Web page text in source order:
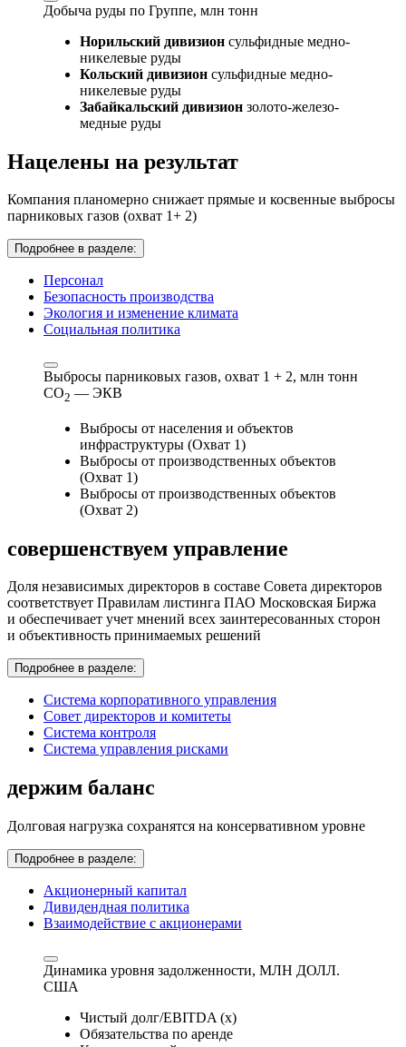
Добыча руды по Группе, млн тонн
Норильский дивизион сульфидные медно-
никелевые руды
Кольский дивизион сульфидные медно-
никелевые руды
Забайкальский дивизион золото-железо-
медные руды
Нацелены на результат
Компания планомерно снижает прямые и косвенные выбросы
парниковых газов (охват 1+ 2)
Подробнее в разделе:
Персонал
Безопасность производства
Экология и изменение климата
Социальная политика
Выбросы парниковых газов, охват 1 + 2, млн тонн
СО2 — ЭКВ
Выбросы от населения и объектов
инфраструктуры (Охват 1)
Выбросы от производственных объектов
(Охват 1)
Выбросы от производственных объектов
(Охват 2)
совершенствуем управление
Доля независимых директоров в составе Совета директоров
соответствует Правилам листинга ПАО Московская Биржа
и обеспечивает учет мнений всех заинтересованных сторон
и объективность принимаемых решений
Подробнее в разделе:
Система корпоративного управления
Совет директоров и комитеты
Система контроля
Система управления рисками
держим баланс
Долговая нагрузка сохранятся на консервативном уровне
Подробнее в разделе:
Акционерный капитал
Дивидендная политика
Взаимодействие с акционерами
Динамика уровня задолженности, МЛН ДОЛЛ.
США
Чистый долг/EBITDA (x)
Обязательства по аренде